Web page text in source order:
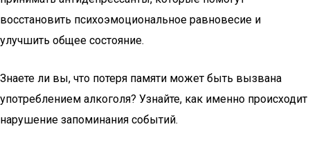
восстановить психоэмоциональное равновесие и
улучшить общее состояние.
Знаете ли вы, что потеря памяти может быть вызвана
употреблением алкоголя? Узнайте, как именно происходит
нарушение запоминания событий.